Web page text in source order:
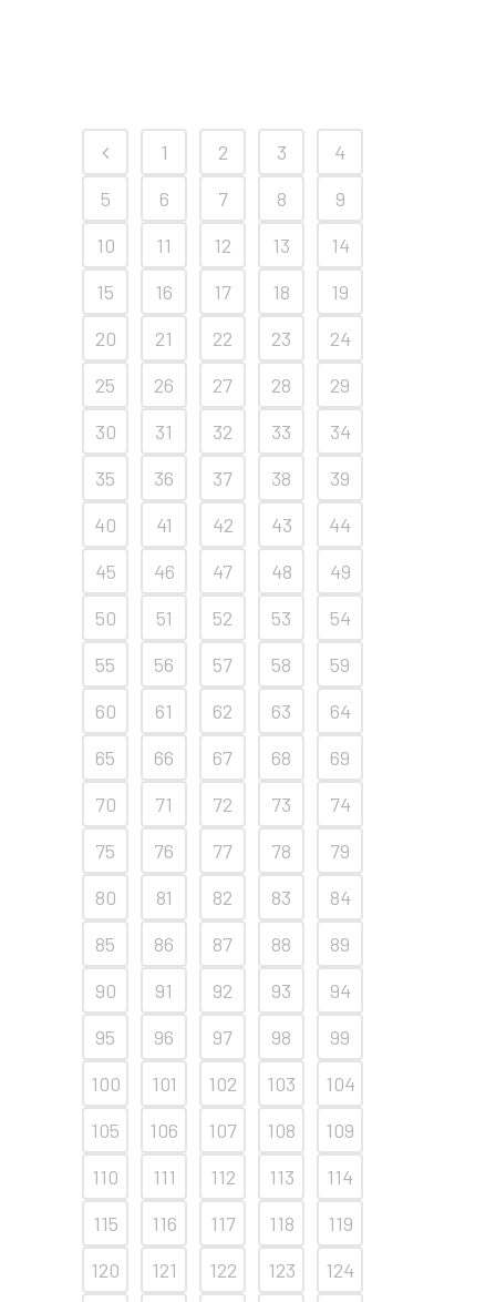
1 2 3
4
5
6 7 8
9
10
11 12 13
14
15
16 17 18
19
20
21 22 23
24
25
26 27 28
29
30
31 32 33
34
35
36 37 38
39
40
41 42 43
44
45
46 47 48
49
50
51 52 53
54
55
56 57 58
59
60
61 62 63
64
65
66 67 68
69
70
71 72 73
74
75
76 77 78
79
80
81 82 83
84
85
86 87 88
89
90
91 92 93
94
95
96 97 98
99
100
101 102 103
104
105
106 107 108
109
110
111 112 113
114
115
116 117 118
119
120
121 122 123
124